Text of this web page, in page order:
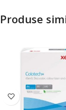
Produse